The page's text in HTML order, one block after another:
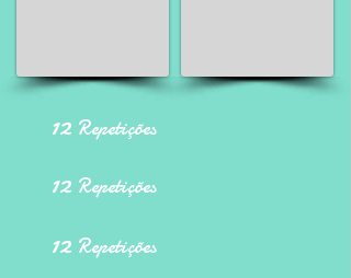
12 Repetições
12 Repetições
12 Repetições